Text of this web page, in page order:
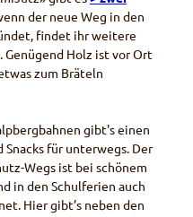
der neue Weg in den
findet ihr weitere
Holz ist vor Ort
zum Bräteln
gibt's einen
für unterwegs. Der
Wegs ist bei schönem
in den Schulferien auch
Hier gibt’s neben den